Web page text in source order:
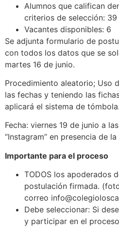
Alumnos que califican
criterios de selección: 39
Vacantes disponibles: 6
Se adjunta formulario de
con todos los datos que se
martes 16 de junio.
Procedimiento aleatorio; Uso
las fechas y teniendo las
aplicará el sistema de tómbola.
Fecha: viernes 19 de junio a
“Instagram” en presencia de
Importante para el proceso
TODOS los apoderados
postulación firmada.
correo
Debe seleccionar: Si
y participar en el